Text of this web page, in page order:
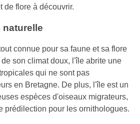
de flore à découvrir.
naturelle
connue pour sa faune et sa flore
son climat doux, l'île abrite une
qui ne sont pas
en Bretagne. De plus, l'île est un
espèces d'oiseaux migrateurs,
prédilection pour les ornithologues.